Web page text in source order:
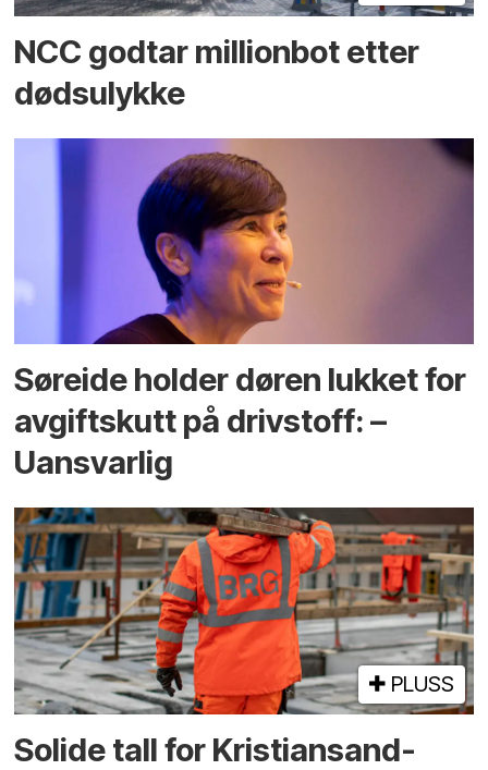
NCC godtar millionbot etter
dødsulykke
Søreide holder døren lukket for
avgiftskutt på drivstoff: –
Uansvarlig
PLUSS
Solide tall for Kristiansand-